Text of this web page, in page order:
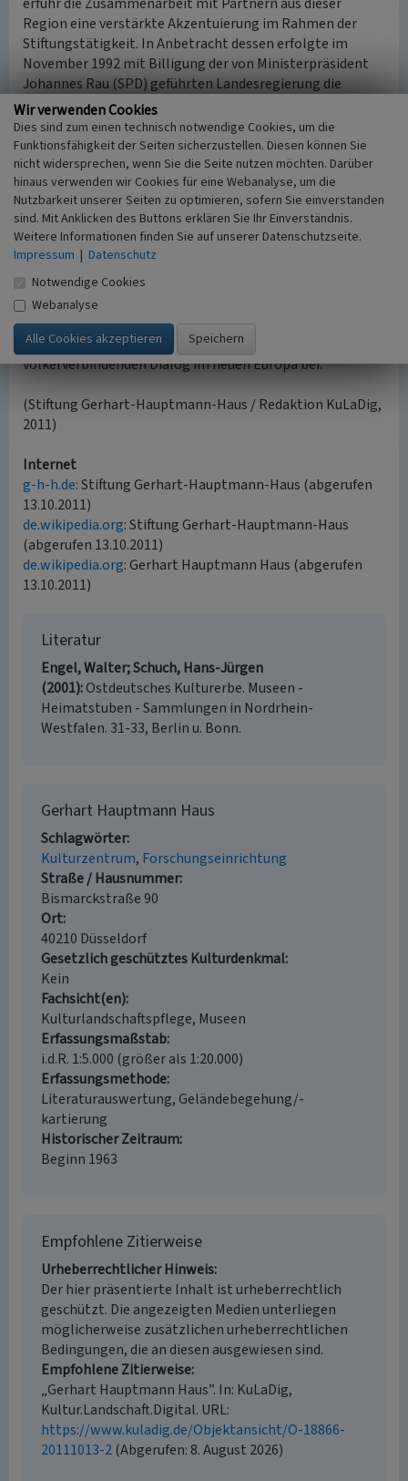
Region eine verstärkte Akzentuierung im Rahmen der
Stiftungstätigkeit. In Anbetracht dessen erfolgte im
November 1992 mit Billigung der von Ministerpräsident
Johannes Rau (SPD) geführten Landesregierung die
Umbenennung in „Stiftung Gerhart-Hauptmann-Haus –
Deutsch-osteuropäisches Forum“. Die Namensgebung
nach dem in Schlesien geborenen
Literaturnobelpreisträger Gerhart Hauptmann (1862-
1946), dessen Werk nach wie vor zur Weltliteratur zählt,
trägt dem Gedanken des kulturellen Brückenbaus zu
unseren europäischen Nachbarn Rechnung.
Im Zeichen der Osterweiterung der Europäischen Union
ist die Aufgabe der Bewahrung und Pflege unseres
gemeinsamen historischen und kulturellen Erbes
aktueller denn je. Die Stiftung Gerhart-Hauptmann-Haus –
Deutsch-osteuropäisches Forum trägt zum
völkerverbindenden Dialog im neuen Europa bei.
(Stiftung Gerhart-Hauptmann-Haus / Redaktion KuLaDig,
2011)
Internet
g-h-h.de: Stiftung Gerhart-Hauptmann-Haus (abgerufen
13.10.2011)
de.wikipedia.org: Stiftung Gerhart-Hauptmann-Haus
(abgerufen 13.10.2011)
de.wikipedia.org: Gerhart Hauptmann Haus (abgerufen
13.10.2011)
Literatur
Engel, Walter; Schuch, Hans-Jürgen
(2001) Ostdeutsches Kulturerbe. Museen -
Heimatstuben - Sammlungen in Nordrhein-
Westfalen. 31-33, Berlin u. Bonn.
Gerhart Hauptmann Haus
Schlagwörter
Kulturzentrum Forschungseinrichtung
Straße / Hausnummer
Bismarckstraße 90
Ort
40210 Düsseldorf
Gesetzlich geschütztes Kulturdenkmal
Kein
Fachsicht(en)
Kulturlandschaftspflege, Museen
Erfassungsmaßstab
i.d.R. 1:5.000 (größer als 1:20.000)
Erfassungsmethode
Literaturauswertung, Geländebegehung/-
kartierung
Historischer Zeitraum
Beginn 1963
Empfohlene Zitierweise
Urheberrechtlicher Hinweis
Der hier präsentierte Inhalt ist urheberrechtlich
geschützt. Die angezeigten Medien unterliegen
möglicherweise zusätzlichen urheberrechtlichen
Bedingungen, die an diesen ausgewiesen sind.
Empfohlene Zitierweise
„Gerhart Hauptmann Haus”. In: KuLaDig,
Kultur.Landschaft.Digital. URL:
https://www.kuladig.de/Objektansicht/O-18866-
20111013-2(Abgerufen: 8. August 2026)
Wir verwenden Cookies
Dies sind zum einen technisch notwendige Cookies, um die
Funktionsfähigkeit der Seiten sicherzustellen. Diesen können Sie
nicht widersprechen, wenn Sie die Seite nutzen möchten. Darüber
hinaus verwenden wir Cookies für eine Webanalyse, um die
Nutzbarkeit unserer Seiten zu optimieren, sofern Sie einverstanden
sind. Mit Anklicken des Buttons erklären Sie Ihr Einverständnis.
Weitere Informationen finden Sie auf unserer Datenschutzseite.
Impressum | Datenschutz
Notwendige Cookies
Webanalyse